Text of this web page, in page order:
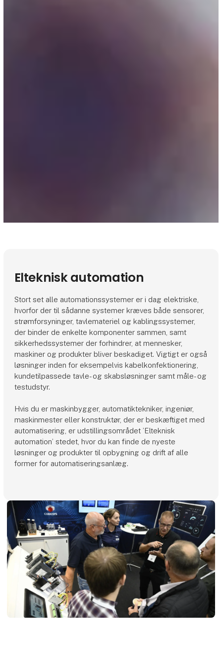
Elteknisk automation
Stort set alle automationssystemer er i dag elektriske,
hvorfor der til sådanne systemer kræves både sensorer,
strømforsyninger, tavlemateriel og kablingssystemer,
der binder de enkelte komponenter sammen, samt
sikkerhedssystemer der forhindrer, at mennesker,
maskiner og produkter bliver beskadiget. Vigtigt er også
løsninger inden for eksempelvis kabelkonfektionering,
kundetilpassede tavle- og skabsløsninger samt måle- og
testudstyr.
Hvis du er maskinbygger, automatiktekniker, ingeniør,
maskinmester eller konstruktør, der er beskæftiget med
automatisering, er udstillingsområdet ’Elteknisk
automation’ stedet, hvor du kan finde de nyeste
løsninger og produkter til opbygning og drift af alle
former for automatiseringsanlæg.